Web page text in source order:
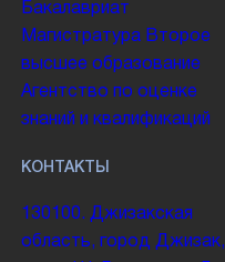
Бакалавриат
Магистратура Второе
высшее образование
Агентство по оценке
знаний и квалификаций
КОНТАКТЫ
130100. Джизакская
область, город Джизак,